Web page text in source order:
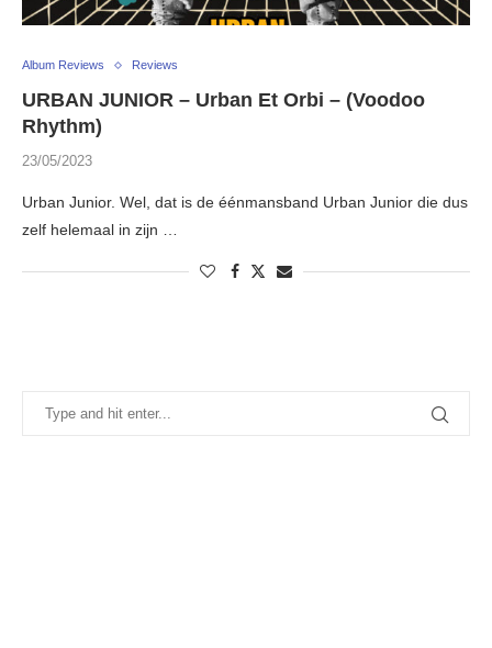
Album Reviews Reviews
URBAN JUNIOR – Urban Et Orbi – (Voodoo
Rhythm)
23/05/2023
Urban Junior. Wel, dat is de éénmansband Urban Junior die dus
zelf helemaal in zijn …